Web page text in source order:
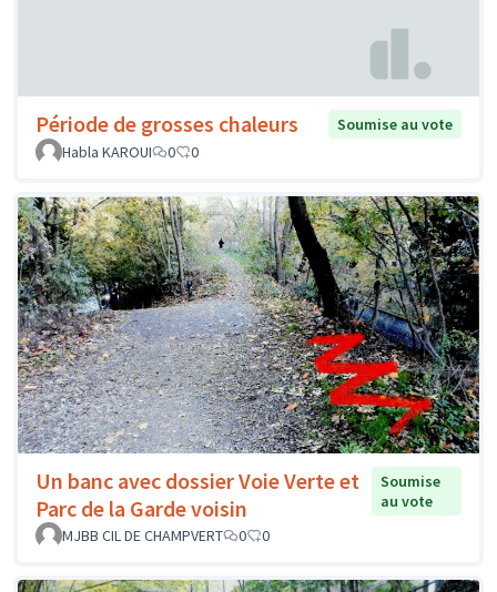
Période de grosses chaleurs
Soumise au vote
Habla KAROUI
0 0
Un banc avec dossier Voie Verte et
Parc de la Garde voisin
Soumise
au vote
MJBB CIL DE CHAMPVERT
0 0